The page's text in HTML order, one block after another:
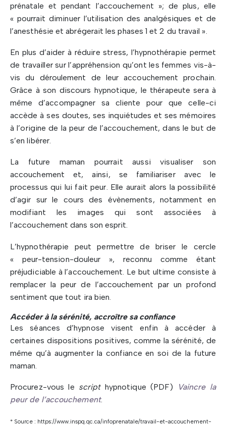
prénatale et pendant l’accouchement »; de plus, elle
« pourrait diminuer l’utilisation des analgésiques et de
l’anesthésie et abrégerait les phases 1 et 2 du travail ».
En plus d’aider à réduire stress, l’hypnothérapie permet
de travailler sur l’appréhension qu’ont les femmes vis-à-
vis du déroulement de leur accouchement prochain.
Grâce à son discours hypnotique, le thérapeute sera à
même d’accompagner sa cliente pour que celle-ci
accède à ses doutes, ses inquiétudes et ses mémoires
à l’origine de la peur de l’accouchement, dans le but de
s’en libérer.
La future maman pourrait aussi visualiser son
accouchement et, ainsi, se familiariser avec le
processus qui lui fait peur. Elle aurait alors la possibilité
d’agir sur le cours des évènements, notamment en
modifiant les images qui sont associées à
l’accouchement dans son esprit.
L’hypnothérapie peut permettre de briser le cercle
« peur-tension-douleur », reconnu comme étant
préjudiciable à l’accouchement. Le but ultime consiste à
remplacer la peur de l’accouchement par un profond
sentiment que tout ira bien.
Accéder à la sérénité, accroître sa confiance
Les séances d’hypnose visent enfin à accéder à
certaines dispositions positives, comme la sérénité, de
même qu’à augmenter la confiance en soi de la future
maman.
Procurez-vous le scripthypnotique (PDF)
Vaincre la
peur de l’accouchement.
* Source : https://www.inspq.qc.ca/infoprenatale/travail-et-accouchement-